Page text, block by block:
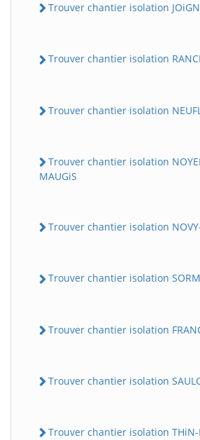
Trouver chantier isolation
Trouver chantier isolation
Trouver chantier isolation
Trouver chantier isolation
MAUGiS
Trouver chantier isolation NOVY-
Trouver chantier isolation
Trouver chantier isolation
Trouver chantier isolation
Trouver chantier isolation THiN-